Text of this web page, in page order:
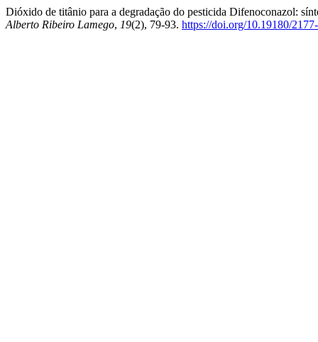
Dióxido de titânio para a degradação do pesticida Difenoconazol:
Alberto Ribeiro Lamego, 19(2), 79-93. https://doi.org/10.19180/